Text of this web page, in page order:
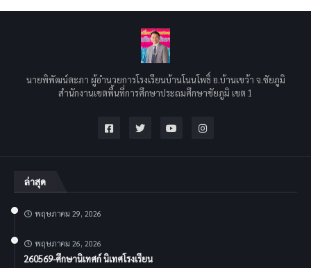
นายพิพัฒน์ตะภา ผู้อำนวยการโรงเรียนบ้านโนนโพธิ์ อ.บ้านเขว้า จ.ชัยภูมิ
สำนักงานเขตพื้นที่การศึกษาประถมศึกษาชัยภูมิ เขต 1
ล่าสุด
พฤษภาคม 29, 2026
พฤษภาคม 26, 2026
260569-ศึกษานิเทศก์ นิเทศโรงเรียน